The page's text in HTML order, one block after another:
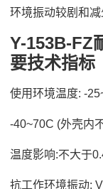
环境振动较剧和减
Y-153B-FZ
要技术指标
使用环境温度: -
-40~70C (外壳内
温度影响:不大于
抗工作环境振动: